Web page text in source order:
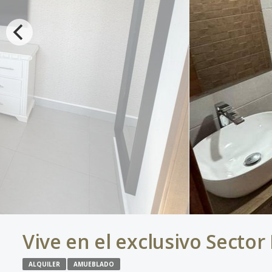
Vive en el exclusivo Sector
ALQUILER AMUEBLADO